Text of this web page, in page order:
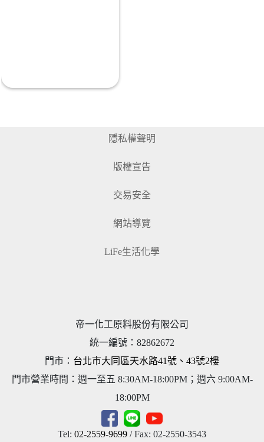
隱私權聲明
版權宣告
交易安全
網站導覽
LiFe生活化學
帝一化工原料股份有限公司
統一編號 ： 82862672
門市： 台北市大同區天水路41號、43號2樓
門市營業時間：週一至五 8:30AM-18:00PM；週六 9:00AM-
18:00PM
Tel: 02-2559-9699 / Fax: 02-2550-3543